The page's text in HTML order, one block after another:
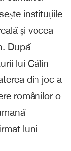
instituțiile
și vocea
După
lui Călin
din joc a
românilor o
luni